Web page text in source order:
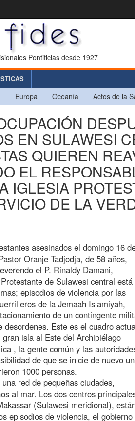
Pontificias desde 1927
Europa Oceanía Actos de la
EN SULAWESI
QUIEREN
EL
IGLESIA
DE LA
asesinados el domingo 16
Oranje Tadjodja, de 58 años,
el P. Rinaldy Damani,
de Sulawesi central está
episodios de violencia por las
de la Jemaah Islamiyah,
de un contingente
Este es el cuadro
isla al Este del Archipiélago
, la gente común y las
de que se inicie de nuevo un
1000 personas.
red de pequeñas ciudades,
al mar. Los dos centros
(Sulawesi meridional),
episodios de violencia, el gobierno